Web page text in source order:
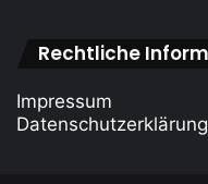
Rechtliche
Impressum
Datenschutzerklärung